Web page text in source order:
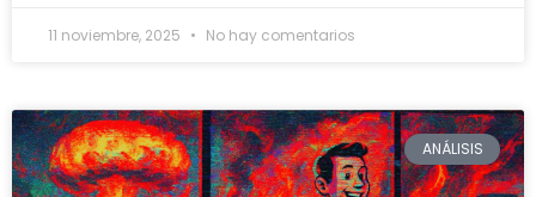
11 noviembre, 2025 No hay comentarios
ANÁLISIS